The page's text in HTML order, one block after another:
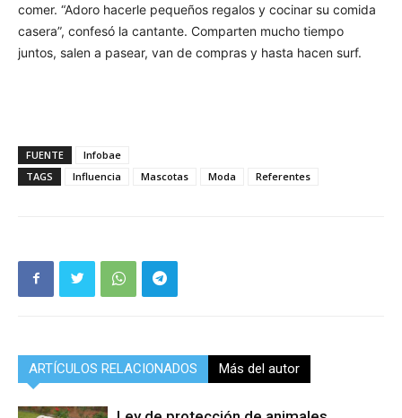
comer. “Adoro hacerle pequeños regalos y cocinar su comida
casera”, confesó la cantante. Comparten mucho tiempo
juntos, salen a pasear, van de compras y hasta hacen surf.
FUENTE
Infobae
TAGS
Influencia Mascotas Moda Referentes
ARTÍCULOS RELACIONADOS Más del autor